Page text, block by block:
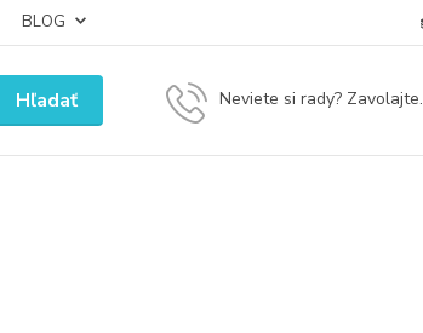
BLOG
Hľadať Neviete si rady? Zavolajte.